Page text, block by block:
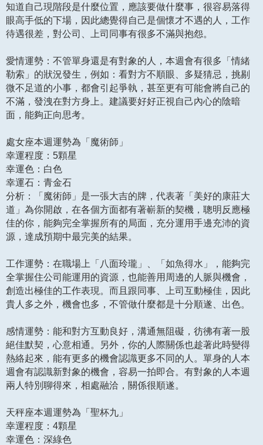
知道自己現階段是什麼位置，應該要做什麼事，很容易落得
眼高手低的下場，因此總覺得自己是個懷才不遇的人，工作
待遇很差，對公司、上司同事有很多不滿與抱怨。
愛情運勢：不管單身還是有對象的人，本週會有很多「情緒
勒索」的狀況發生，例如：看對方不順眼、多疑猜忌，挑剔
微不足道的小事，都會引起爭執，甚至更有可能會將自己的
不滿，發洩在對方身上。建議要好好正視自己內心的陰暗
面，能夠正向思考。
處女座本週運勢為「魔術師」
幸運程度：5顆星
幸運色：白色
幸運石：青金石
分析：「魔術師」是一張大吉的牌，代表著「美好的康莊大
道」為你開啟，在各個方面都有著嶄新的契機，聰明反應極
佳的你，能夠完全掌握所有的局面，充分運用手邊充沛的資
源，達成預期中最完美的結果。
工作運勢：在職場上「八面玲瓏」、「如魚得水」，能夠完
全掌握住公司能運用的資源，也能善用周邊的人脈與機會，
創造出極佳的工作表現。而且跟同事、上司互動極佳，因此
貴人多之外，機會也多，不管做什麼都是十分順遂、出色。
感情運勢：能和對方互動良好，溝通無阻礙，彷彿有著一股
絕佳默契，心意相通。另外，你的人際關係也趁著此時變得
熱絡起來，能有更多的機會認識更多不同的人。單身的人本
週會有認識新對象的機會，容易一拍即合。有對象的人本週
兩人特別聊得來，相處融洽，關係很順遂。
天秤座本週運勢為「聖杯九」
幸運程度：4顆星
幸運色：深綠色